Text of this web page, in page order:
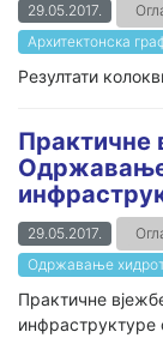
29.05.2017.
Архитектонска
Резултати
Практичне
29.05.2017.
Одржавање
Практичне